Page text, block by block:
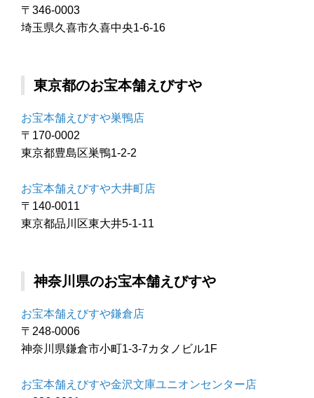
〒346-0003
埼玉県久喜市久喜中央1-6-16
東京都のお宝本舗えびすや
お宝本舗えびすや巣鴨店
〒170-0002
東京都豊島区巣鴨1-2-2
お宝本舗えびすや大井町店
〒140-0011
東京都品川区東大井5-1-11
神奈川県のお宝本舗えびすや
お宝本舗えびすや鎌倉店
〒248-0006
神奈川県鎌倉市小町1-3-7カタノビル1F
お宝本舗えびすや金沢文庫ユニオンセンター店